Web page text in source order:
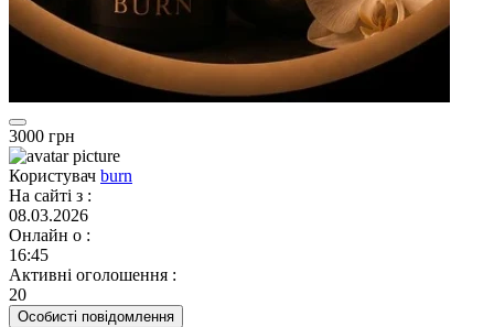
3000 грн
Користувач burn
На сайті з :
08.03.2026
Онлайн о :
16:45
Активні оголошення :
20
Особисті повідомлення